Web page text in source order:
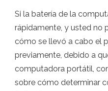
Si la batería de la
rápidamente, y usted no
cómo se llevó a cabo el
previamente, debido a
computadora portátil,
sobre cómo determinar